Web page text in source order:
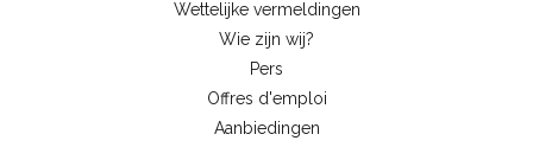
Wettelijke vermeldingen
Wie zijn wij?
Pers
Offres d'emploi
Aanbiedingen